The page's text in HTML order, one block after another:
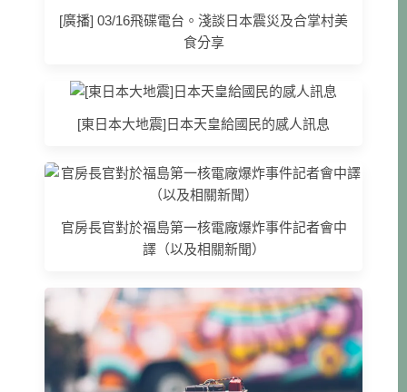
[廣播] 03/16飛碟電台。淺談日本震災及合掌村美
食分享
[東日本大地震]日本天皇給國民的感人訊息
官房長官對於福島第一核電廠爆炸事件記者會中
譯（以及相關新聞）